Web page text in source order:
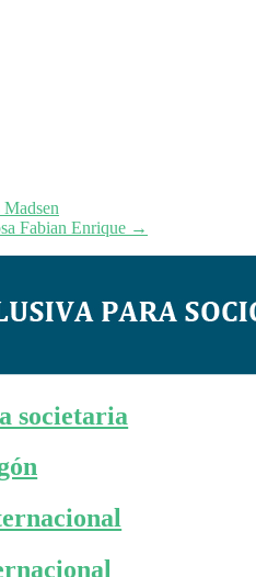
Fabian Enrique →
societaria